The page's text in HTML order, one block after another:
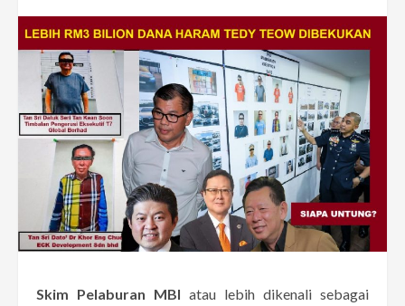
Skim Pelaburan MBI atau lebih dikenali sebagai